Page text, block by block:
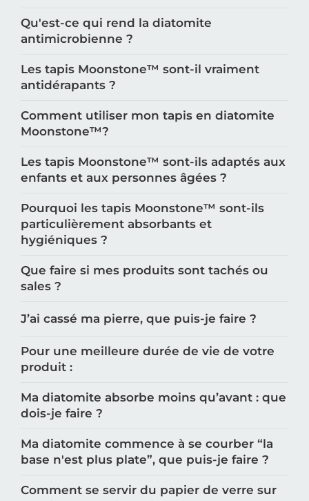
Qu'est-ce qui rend la diatomite
antimicrobienne ?
Les tapis Moonstone™️ sont-il vraiment
antidérapants ?
Comment utiliser mon tapis en diatomite
Moonstone™️?
Les tapis Moonstone™️ sont-ils adaptés aux
enfants et aux personnes âgées ?
Pourquoi les tapis Moonstone™️ sont-ils
particulièrement absorbants et
hygiéniques ?
Que faire si mes produits sont tachés ou
sales ?
J’ai cassé ma pierre, que puis-je faire ?
Pour une meilleure durée de vie de votre
produit :
Ma diatomite absorbe moins qu’avant : que
dois-je faire ?
Ma diatomite commence à se courber “la
base n'est plus plate”, que puis-je faire ?
Comment se servir du papier de verre sur